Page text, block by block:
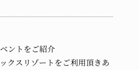
ントをご紹介
クスリゾートをご利用頂きあ